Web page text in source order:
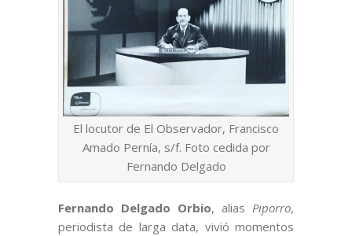
El locutor de El Observador, Francisco
Amado Pernía, s/f. Foto cedida por
Fernando Delgado
Fernando Delgado Orbio, alias Piporro,
periodista de larga data, vivió momentos